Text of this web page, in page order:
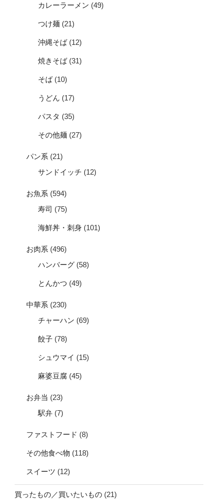
カレーラーメン (49)
つけ麺 (21)
沖縄そば(12)
焼きそば(31)
そば(10)
うどん (17)
パスタ (35)
その他麺 (27)
パン系 (21)
サンドイッチ (12)
お魚系 (594)
寿司 (75)
海鮮丼・刺身 (101)
お肉系 (496)
ハンバーグ (58)
とんかつ (49)
中華系 (230)
チャーハン (69)
餃子 (78)
シュウマイ (15)
麻婆豆腐 (45)
お弁当 (23)
駅弁 (7)
ファストフード (8)
その他食べ物 (118)
スイーツ (12)
買ったもの／買いたいもの (21)